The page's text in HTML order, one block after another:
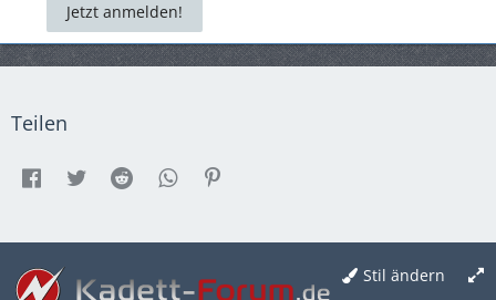
Jetzt anmelden!
Teilen
Stil ändern